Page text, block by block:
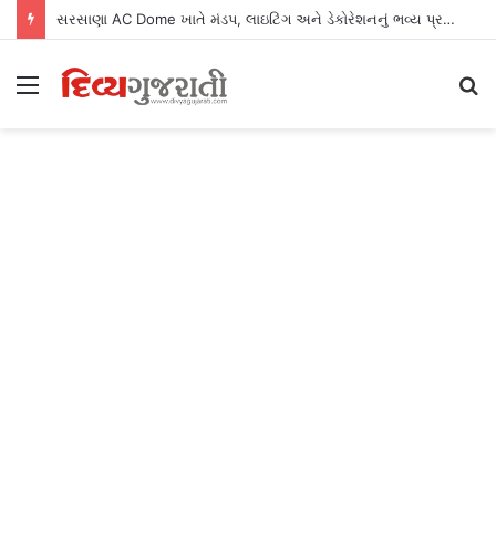
સરસાણા AC Dome ખાતે મંડપ, લાઇટિંગ અને ડેકોરેશનનું ભવ્ય પ્રદર્શન
Menu